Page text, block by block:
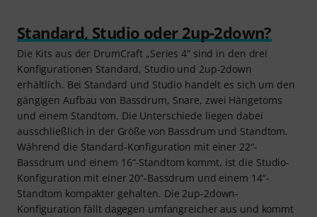
Standard, Studio oder 2up-2down?
Die Kits aus der DrumCraft „Series 4“ sind in den drei
Konfigurationen Standard, Studio und 2up-2down
erhältlich. Bei Standard und Studio handelt es sich um den
gängigen Aufbau von Bassdrum, Snare, zwei Hängetoms
und einem Standtom. Die Unterschiede liegen dabei
ausschließlich in der Größe von Bassdrum und Standtom.
Während die Standard-Konfiguration mit einer 22“-
Bassdrum und einem 16“-Standtom kommt, ist die Studio-
Konfiguration mit einer 20“-Bassdrum und einem 14“-
Standtom kompakter gehalten. Die 2up-2down-
Konfiguration fällt dagegen umfangreicher aus und kommt